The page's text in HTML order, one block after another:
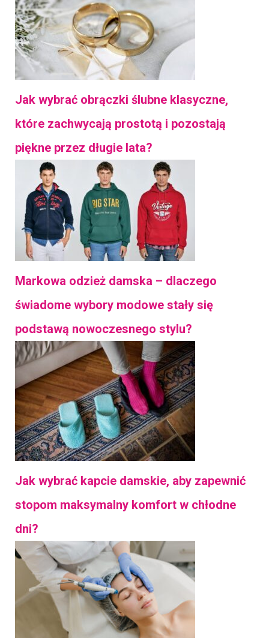
Jak wybrać obrączki ślubne klasyczne,
które zachwycają prostotą i pozostają
piękne przez długie lata?
Markowa odzież damska – dlaczego
świadome wybory modowe stały się
podstawą nowoczesnego stylu?
Jak wybrać kapcie damskie, aby zapewnić
stopom maksymalny komfort w chłodne
dni?